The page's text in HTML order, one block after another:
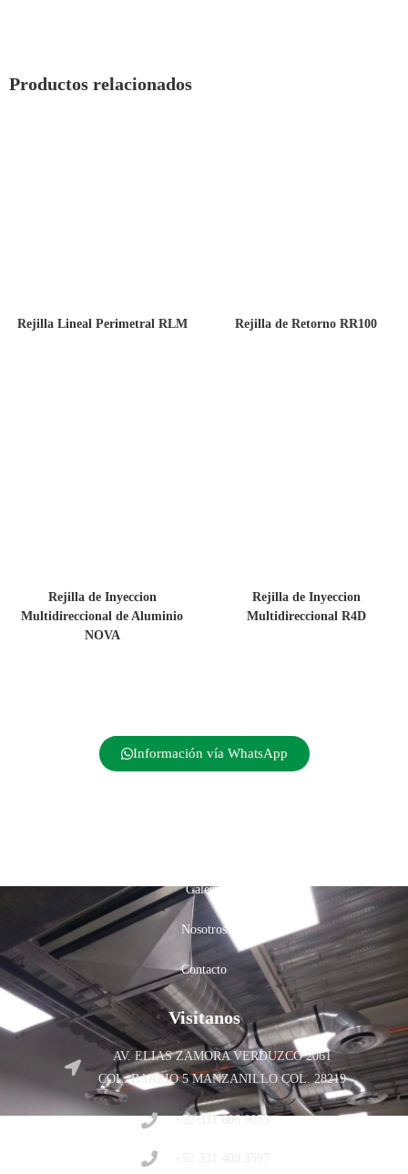
Productos relacionados
Rejilla Lineal Perimetral RLM Rejilla de Retorno RR100
Rejilla de Inyeccion
Multidireccional de Aluminio
NOVA
Rejilla de Inyeccion
Multidireccional R4D
Información vía WhatsApp
Galería
Nosotros
Contacto
Visitanos
AV. ELIAS ZAMORA VERDUZCO 2061
COL. BARRIO 5 MANZANILLO COL. 28219
+52 331 606 9053